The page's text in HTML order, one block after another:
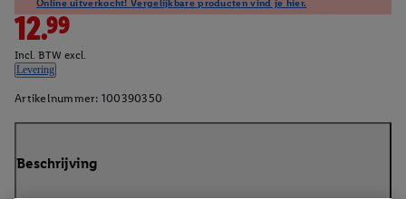
Online uitverkocht! Vergelijkbare producten vind je hier.
12.99
Incl. BTW excl.
Levering
Artikelnummer: 100390350
Beschrijving